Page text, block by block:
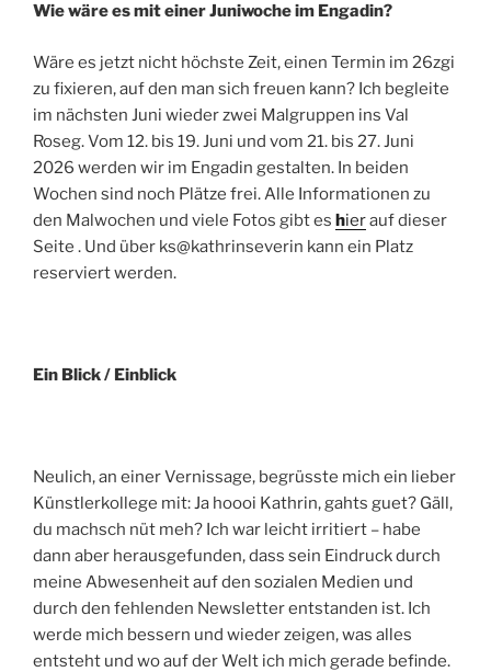
Wie wäre es mit einer Juniwoche im Engadin?
Wäre es jetzt nicht höchste Zeit, einen Termin im 26zgi
zu fixieren, auf den man sich freuen kann? Ich begleite
im nächsten Juni wieder zwei Malgruppen ins Val
Roseg. Vom 12. bis 19. Juni und vom 21. bis 27. Juni
2026 werden wir im Engadin gestalten. In beiden
Wochen sind noch Plätze frei. Alle Informationen zu
den Malwochen und viele Fotos gibt es hierauf dieser
Seite . Und über ks@kathrinseverin kann ein Platz
reserviert werden.
Ein Blick / Einblick
Neulich, an einer Vernissage, begrüsste mich ein lieber
Künstlerkollege mit: Ja hoooi Kathrin, gahts guet? Gäll,
du machsch nüt meh? Ich war leicht irritiert – habe
dann aber herausgefunden, dass sein Eindruck durch
meine Abwesenheit auf den sozialen Medien und
durch den fehlenden Newsletter entstanden ist. Ich
werde mich bessern und wieder zeigen, was alles
entsteht und wo auf der Welt ich mich gerade befinde.